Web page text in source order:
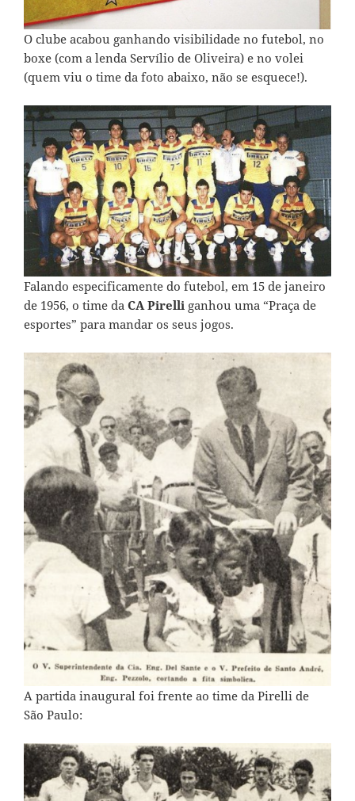
O clube acabou ganhando visibilidade no futebol, no
boxe (com a lenda Servílio de Oliveira) e no volei
(quem viu o time da foto abaixo, não se esquece!).
Falando especificamente do futebol, em 15 de janeiro
de 1956, o time da CA Pirelli ganhou uma “Praça de
esportes” para mandar os seus jogos.
A partida inaugural foi frente ao time da Pirelli de
São Paulo: